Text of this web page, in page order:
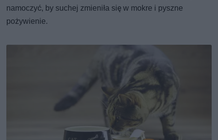
namoczyć, by suchej zmieniła się w mokre i pyszne
pożywienie.